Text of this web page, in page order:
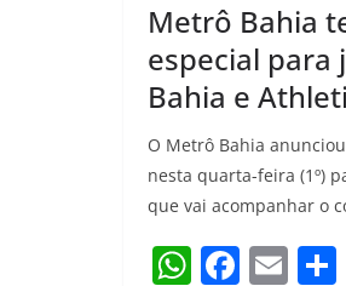
Metrô Bahia
especial para
Bahia e
O Metrô Bahia
nesta quarta-feira (1º)
que vai acompanhar o
W F E